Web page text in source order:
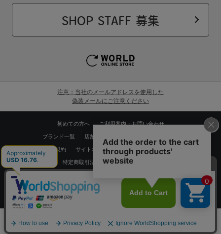
SHOP STAFF 募集
注意：当社のメールアドレスを使用した
偽装メールにご注意ください
初めての方へ ご利用案内・お問い合わせ
ブランド一覧 店舗検索
利用規約 サイトポリシー プライバシーポリシー
特定商取引法に基づく表記
Copyrights © WORLD CO.,LTD. All rights reserved.
スマートフォン ｜PC